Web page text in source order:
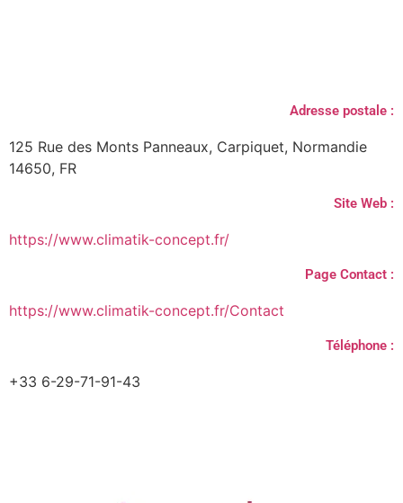
Adresse postale :
125 Rue des Monts Panneaux, Carpiquet, Normandie
14650, FR
Site Web :
https://www.climatik-concept.fr/
Page Contact :
https://www.climatik-concept.fr/Contact
Téléphone :
+33 6-29-71-91-43